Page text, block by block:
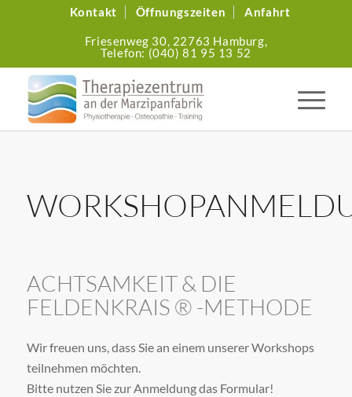
Kontakt Öffnungszeiten Anfahrt
Friesenweg 30, 22763 Hamburg,
Telefon: (040) 81 95 13 52
ACHTSAMKEIT& DIE
FELDENKRAIS ® -METHODE
Wir freuen uns, dass Sie an einem unserer Workshops
teilnehmen möchten.
Bitte nutzen Sie zur Anmeldung das Formular!